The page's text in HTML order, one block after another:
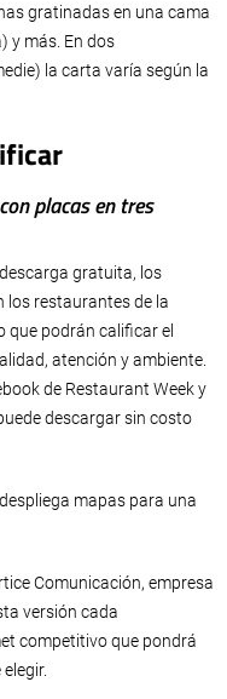
gratinadas en una cama
y más. En dos
la carta varía según la
placas en tres
gratuita, los
los restaurantes de la
que podrán calificar el
atención y ambiente.
de Restaurant Week y
descargar sin costo
mapas para una
Comunicación, empresa
versión cada
competitivo que pondrá